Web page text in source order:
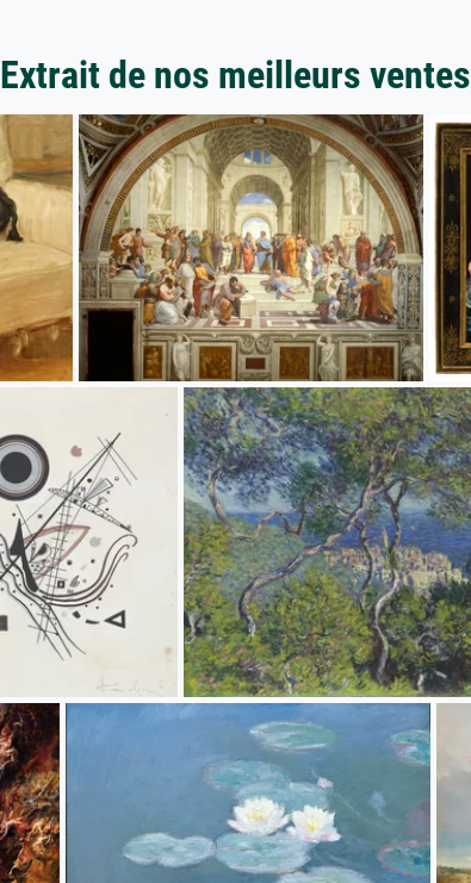
Extrait de nos meilleurs ventes